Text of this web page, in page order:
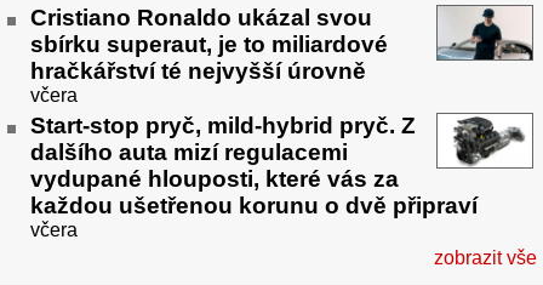
Cristiano Ronaldo ukázal svou
sbírku superaut, je to miliardové
hračkářství té nejvyšší úrovně
včera
Start-stop pryč, mild-hybrid pryč. Z
dalšího auta mizí regulacemi
vydupané hlouposti, které vás za
každou ušetřenou korunu o dvě připraví
včera
zobrazit vše